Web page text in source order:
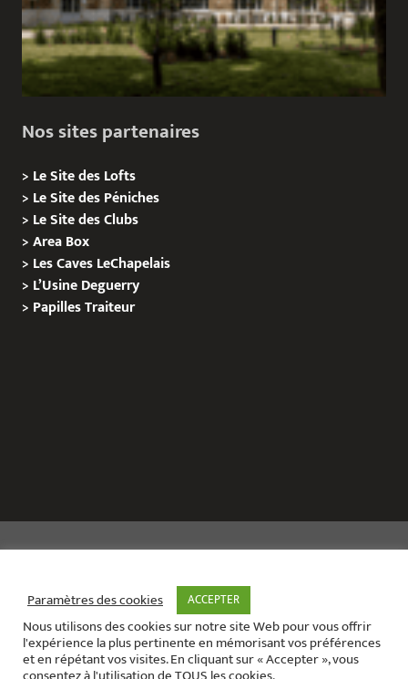
Nos sites partenaires
> Le Site des Lofts
> Le Site des Péniches
> Le Site des Clubs
>Area Box
> Les Caves LeChapelais
> L’Usine Deguerry
> PapillesTraiteur
Le site de l’évènementiel contact :01 42 71 40 79
Contact mail:contact@areabox.fr
Paramètres des cookies ACCEPTER
Nous utilisons des cookies sur notre site Web pour vous offrir
l'expérience la plus pertinente en mémorisant vos préférences
et en répétant vos visites. En cliquant sur « Accepter », vous